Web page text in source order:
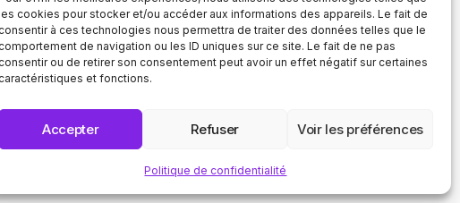
cookies pour stocker et/ou accéder aux informations des appareils. Le fait de
consentir à ces technologies nous permettra de traiter des données telles que le
comportement de navigation ou les ID uniques sur ce site. Le fait de ne pas
consentir ou de retirer son consentement peut avoir un effet négatif sur certaines
caractéristiques et fonctions.
Accepter Refuser Voir les préférences
Politique de confidentialité
DIVERSITÉ ✦